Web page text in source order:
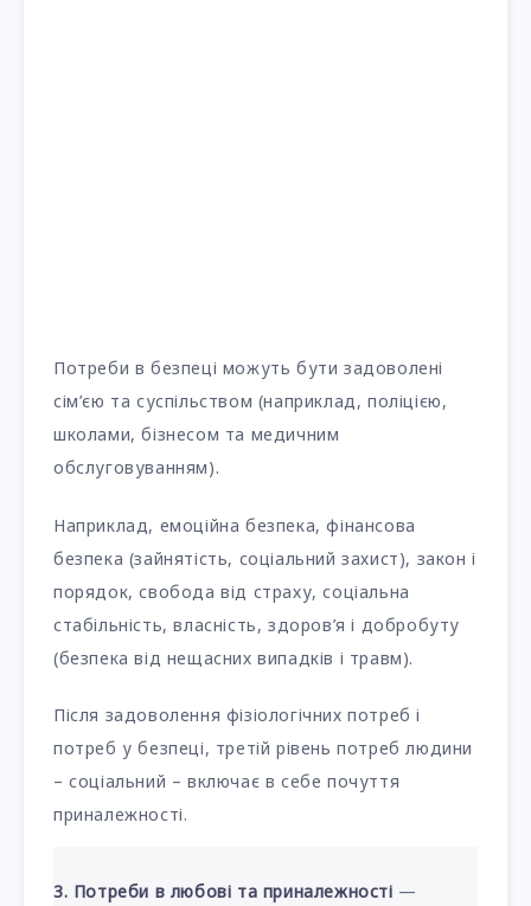
Потреби в безпеці можуть бути задоволені
сім’єю та суспільством (наприклад, поліцією,
школами, бізнесом та медичним
обслуговуванням).
Наприклад, емоційна безпека, фінансова
безпека (зайнятість, соціальний захист), закон і
порядок, свобода від страху, соціальна
стабільність, власність, здоров’я і добробуту
(безпека від нещасних випадків і травм).
Після задоволення фізіологічних потреб і
потреб у безпеці, третій рівень потреб людини
– соціальний – включає в себе почуття
приналежності.
3. Потреби в любові та приналежності —